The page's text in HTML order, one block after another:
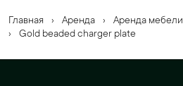
Главная › Аренда › Аренда мебели
›
Gold beaded charger plate